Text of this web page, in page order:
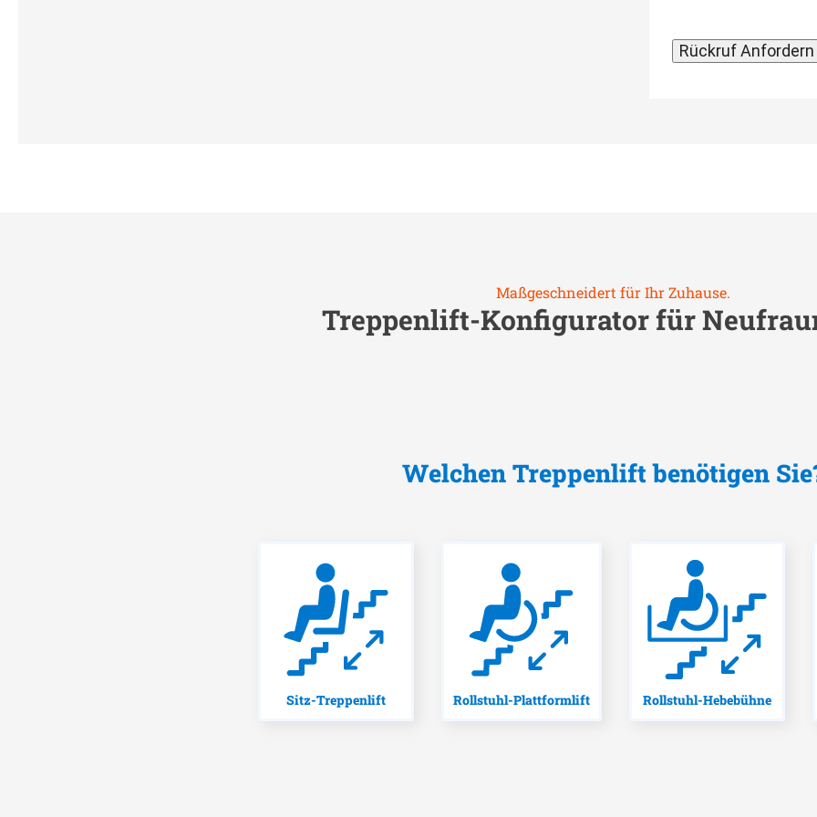
Maßgeschneidert für Ihr Zuhause.
Treppenlift-Konfigurator für
Welchen Treppenlift benötigen
Sitz-Treppenlift Rollstuhl-Plattformlift Rollstuhl-Hebebühne